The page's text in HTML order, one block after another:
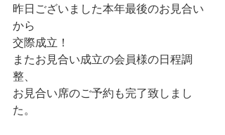
昨日ございました本年最後のお見合い
から
交際成立！
またお見合い成立の会員様の日程調
整、
お見合い席のご予約も完了致しまし
た。